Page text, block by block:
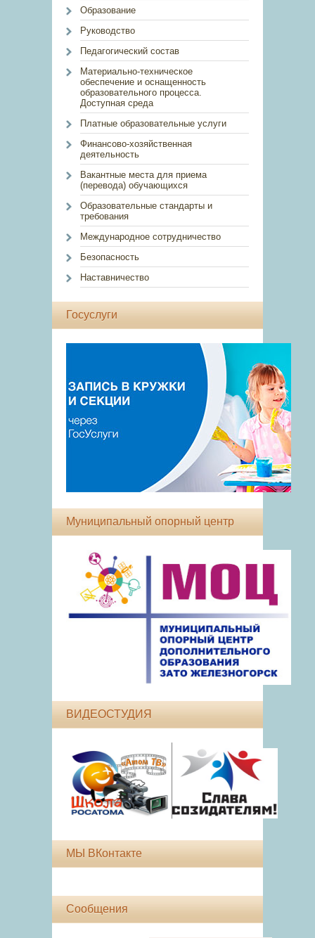
Образование
Руководство
Педагогический состав
Материально-техническое
обеспечение и оснащенность
образовательного процесса.
Доступная среда
Платные образовательные услуги
Финансово-хозяйственная
деятельность
Вакантные места для приема
(перевода) обучающихся
Образовательные стандарты и
требования
Международное сотрудничество
Безопасность
Наставничество
Госуслуги
Муниципальный опорный центр
ВИДЕОСТУДИЯ
МЫ ВКонтакте
Сообщения